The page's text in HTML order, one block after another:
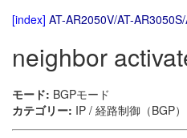
[index] AT-AR2050V/AT-
neighbor
モード: BGPモード
カテゴリー: IP / 経路制御（BGP）